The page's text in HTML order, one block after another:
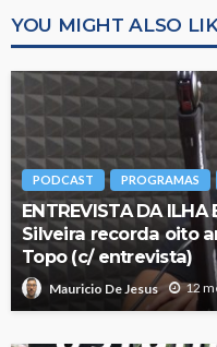
YOU MIGHT ALSO
PODCAST PROGRAMAS
ENTREVISTA DA
Silveira recorda oito
Topo (c/ entrevista)
Mauricio De Jesus 12